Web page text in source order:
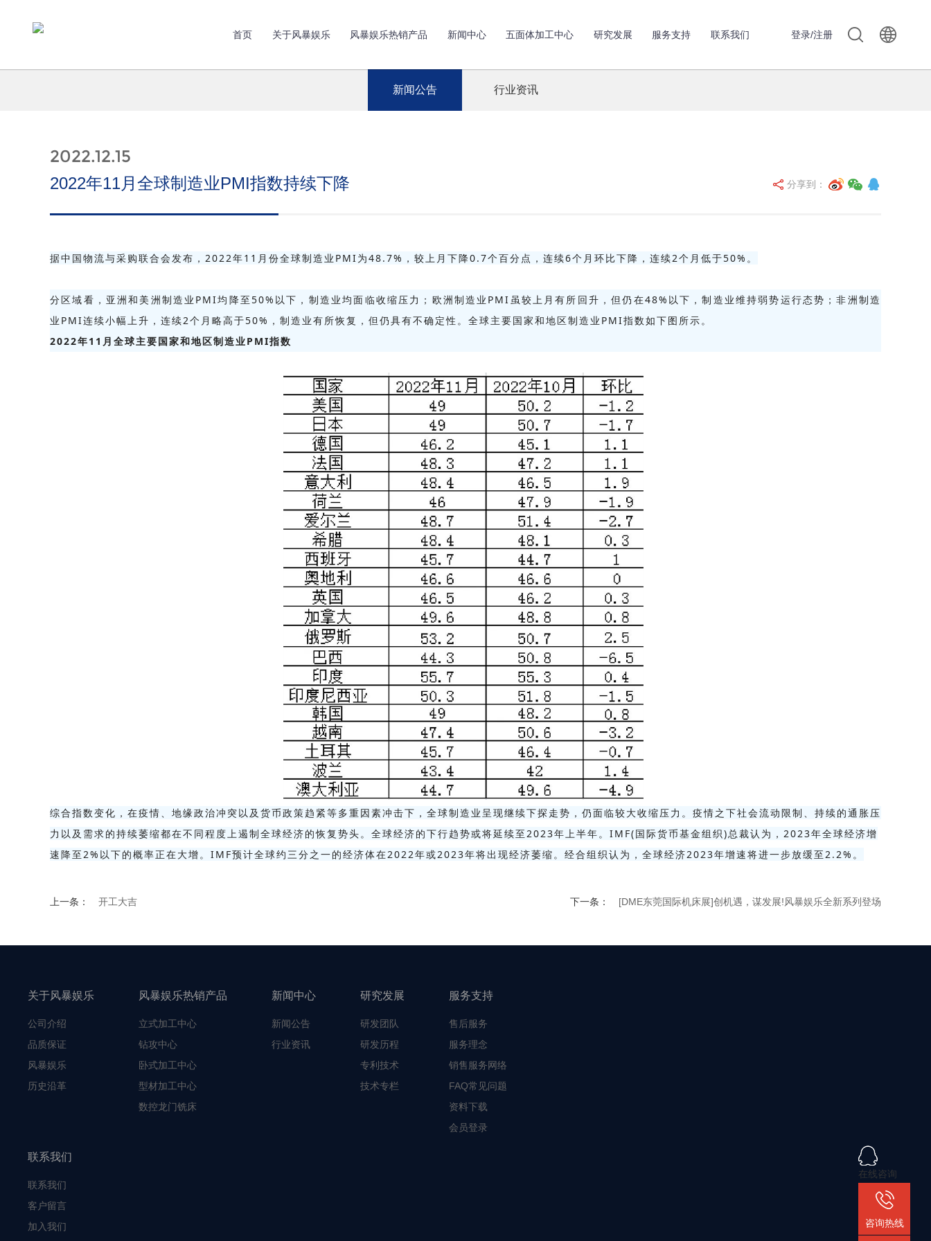
首页 关于风暴娱乐 风暴娱乐热销产品 新闻中心 五面体加工中心 研究发展 服务支持 联系我们 登录/注册
新闻公告 行业资讯
2022.12.15
2022年11月全球制造业PMI指数持续下降 分享到：
据中国物流与采购联合会发布，2022年11月份全球制造业PMI为48.7%，较上月下降0.7个百分点，连续6个月环比下降，连续2个月低于50%。
分区域看，亚洲和美洲制造业PMI均降至50%以下，制造业均面临收缩压力；欧洲制造业PMI虽较上月有所回升，但仍在48%以下，制造业维持弱势运行态势；非洲制造
业PMI连续小幅上升，连续2个月略高于50%，制造业有所恢复，但仍具有不确定性。全球主要国家和地区制造业PMI指数如下图所示。
2022年11月全球主要国家和地区制造业PMI指数
综合指数变化，在疫情、地缘政治冲突以及货币政策趋紧等多重因素冲击下，全球制造业呈现继续下探走势，仍面临较大收缩压力。疫情之下社会流动限制、持续的通胀压
力以及需求的持续萎缩都在不同程度上遏制全球经济的恢复势头。全球经济的下行趋势或将延续至2023年上半年。IMF(国际货币基金组织)总裁认为，2023年全球经济增
速降至2%以下的概率正在大增。IMF预计全球约三分之一的经济体在2022年或2023年将出现经济萎缩。经合组织认为，全球经济2023年增速将进一步放缓至2.2%。
上一条： 开工大吉 下一条： [DME东莞国际机床展]创机遇，谋发展!风暴娱乐全新系列登场
关于风暴娱乐
公司介绍
品质保证
风暴娱乐
历史沿革
风暴娱乐热销产品
立式加工中心
钻攻中心
卧式加工中心
型材加工中心
数控龙门铣床
新闻中心
新闻公告
行业资讯
研究发展
研发团队
研发历程
专利技术
技术专栏
服务支持
售后服务
服务理念
销售服务网络
FAQ常见问题
资料下载
会员登录
联系我们
联系我们
客户留言
加入我们
在线咨询
咨询热线